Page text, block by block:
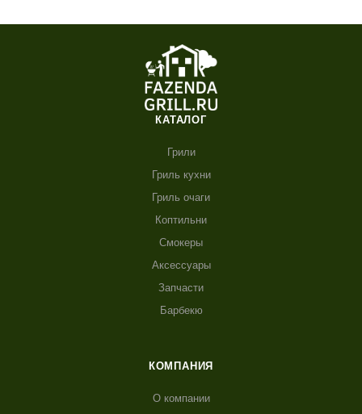
КАТАЛОГ
Грили
Гриль кухни
Гриль очаги
Коптильни
Смокеры
Аксессуары
Запчасти
Барбекю
КОМПАНИЯ
О компании